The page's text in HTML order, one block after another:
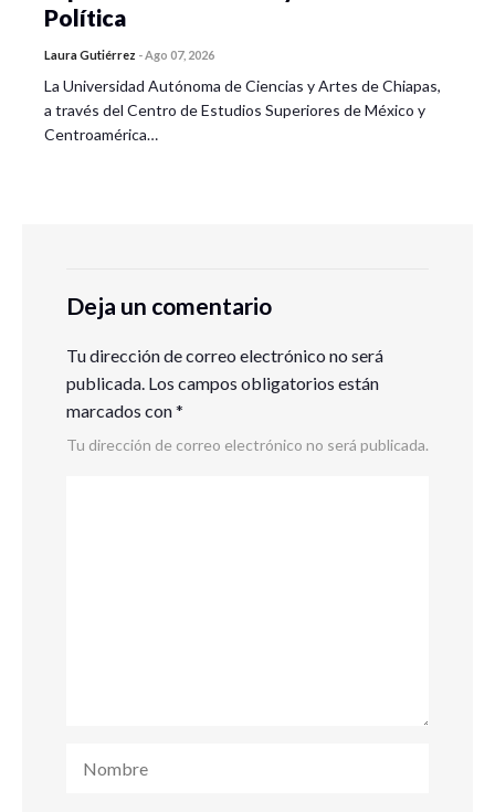
Política
Laura Gutiérrez -Ago 07, 2026
La Universidad Autónoma de Ciencias y Artes de Chiapas,
a través del Centro de Estudios Superiores de México y
Centroamérica…
Deja un comentario
Tu dirección de correo electrónico no será
publicada. Los campos obligatorios están
marcados con*
Tu dirección de correo electrónico no será publicada.